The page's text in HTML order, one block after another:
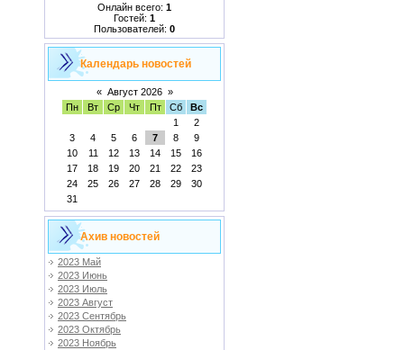
Онлайн всего: 1
Гостей: 1
Пользователей: 0
Календарь новостей
« Август 2026 »
Пн
Вт Ср Чт Пт Сб
Вс
1
2
3
4 5 6 7 8
9
10
11 12 13 14 15
16
17
18 19 20 21 22
23
24
25 26 27 28 29
30
31
Ахив новостей
2023 Май
2023 Июнь
2023 Июль
2023 Август
2023 Сентябрь
2023 Октябрь
2023 Ноябрь